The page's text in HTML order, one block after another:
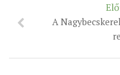
A